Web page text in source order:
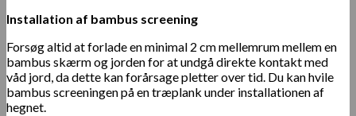
Installation af bambus screening
Forsøg altid at forlade en minimal 2 cm mellemrum mellem en
bambus skærm og jorden for at undgå direkte kontakt med
våd jord, da dette kan forårsage pletter over tid. Du kan hvile
bambus screeningen på en træplank under installationen af
hegnet.